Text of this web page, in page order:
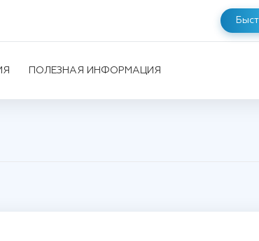
ПОЛЕЗНАЯ ИНФОРМАЦИЯ